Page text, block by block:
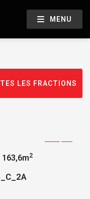
MENU
LES FRACTIONS
163,6m2